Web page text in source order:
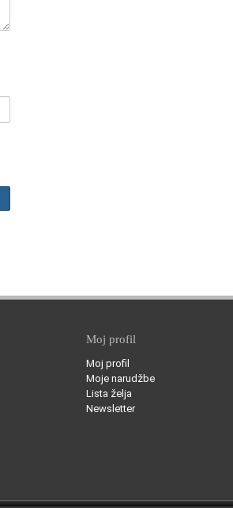
Moj profil
Moj profil
Moje narudžbe
Lista želja
Newsletter